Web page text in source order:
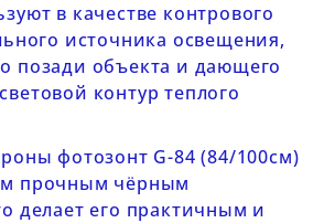
в качестве контрового
источника освещения,
позади объекта и дающего
контур теплого
фотозонт G-84 (84/100см)
прочным чёрным
делает его практичным и